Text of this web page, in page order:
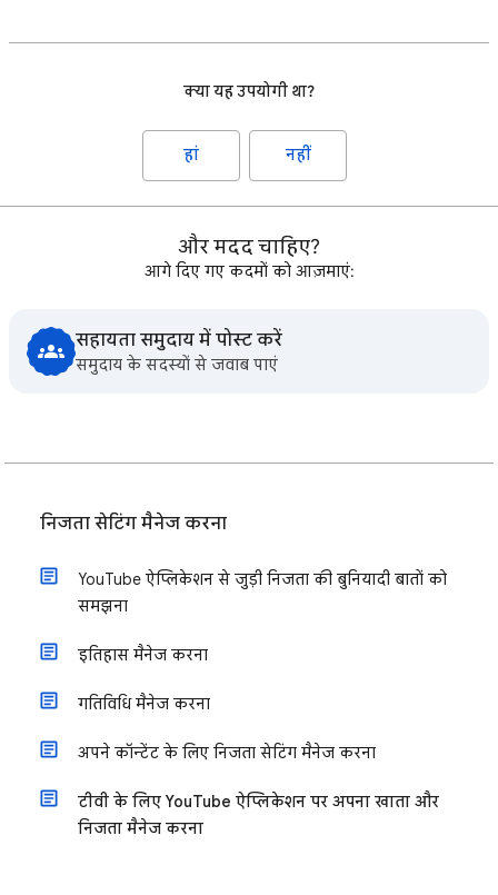
क्या यह उपयोगी था?
हां नहीं
और मदद चाहिए?
आगे दिए गए कदमों को आज़माएं:
सहायता समुदाय में पोस्ट करें
समुदाय के सदस्यों से जवाब पाएं
निजता सेटिंग मैनेज करना
YouTube ऐप्लिकेशन से जुड़ी निजता की बुनियादी बातों को
समझना
इतिहास मैनेज करना
गतिविधि मैनेज करना
अपने कॉन्टेंट के लिए निजता सेटिंग मैनेज करना
टीवी के लिए YouTube ऐप्लिकेशन पर अपना खाता और
निजता मैनेज करना